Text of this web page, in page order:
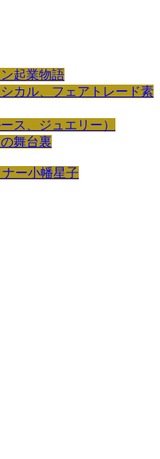
起業物語
カル、フェアトレード素
ス、ジュエリー）
舞台裏
ナー小幡星子